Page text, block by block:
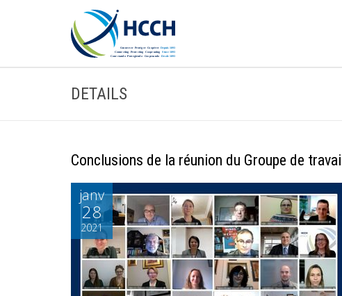
DETAILS
Conclusions de la réunion du Groupe de
janv
28
2021